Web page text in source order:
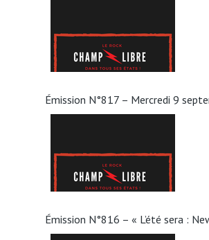
Émission N°817 – Mercredi 9
Émission N°816 – « L’été sera :